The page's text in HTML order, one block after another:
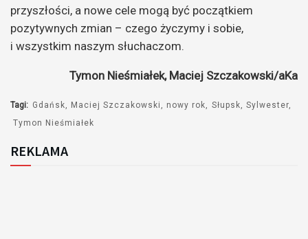
przyszłości, a nowe cele mogą być początkiem
pozytywnych zmian – czego życzymy i sobie,
i wszystkim naszym słuchaczom.
Tymon Nieśmiałek, Maciej Szczakowski/aKa
Tagi: Gdańsk Maciej Szczakowski nowy rok Słupsk
Sylwester
Tymon Nieśmiałek
REKLAMA